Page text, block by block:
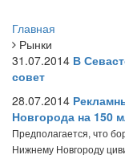
Главная
Рынки
31.07.2014 В
совет
28.07.2014
Новгорода на 150
Предполагается, что
Нижнему Новгороду